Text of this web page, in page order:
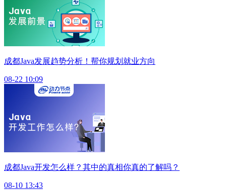
成都Java发展趋势分析！帮你规划就业方向
08-22 10:09
成都Java开发怎么样？其中的真相你真的了解吗？
08-10 13:43